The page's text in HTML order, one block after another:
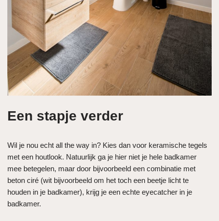
Een stapje verder
Wil je nou echt all the way in? Kies dan voor keramische tegels
met een houtlook. Natuurlijk ga je hier niet je hele badkamer
mee betegelen, maar door bijvoorbeeld een combinatie met
beton ciré (wit bijvoorbeeld om het toch een beetje licht te
houden in je badkamer), krijg je een echte eyecatcher in je
badkamer.